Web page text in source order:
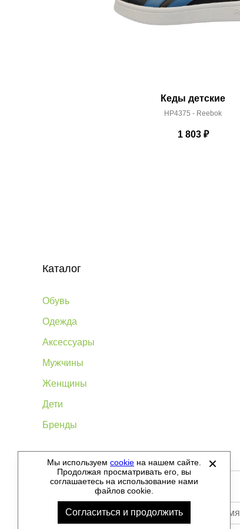
Кеды детские
HP4375 - Reebok
1 803₽
Каталог
Обувь
Одежда
Аксессуары
Мужчины
Женщины
Дети
Бренды
©2012-2026 - Sellgroup.ru - все права защищены.
Мы используем cookie на нашем сайте.
Продолжая просматривать его, вы
соглашаетесь на использование нами
файлов cookie.
Согласиться и продолжить Ваше имя